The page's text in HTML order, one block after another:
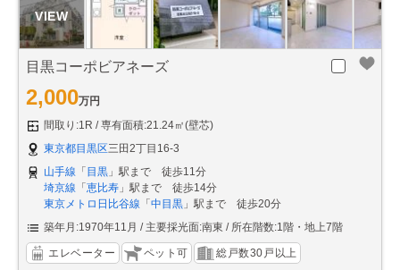
目黒コーポビアネーズ
2,000万円
間取り:1R
専有面積:21.24㎡(壁芯)
東京都目黒区三田2丁目16-3
山手線 「 目黒 」駅まで 徒歩11分
埼京線 「 恵比寿 」駅まで 徒歩14分
東京メトロ日比谷線 「 中目黒 」駅まで 徒歩20分
築年月:1970年11月
主要採光面:南東 所在階数:1階・地上7階
エレベーター ペット可 総戸数30戸以上